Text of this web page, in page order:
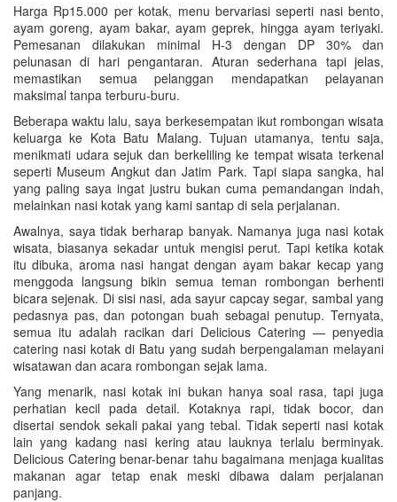
Harga Rp15.000 per kotak, menu bervariasi seperti nasi bento,
ayam goreng, ayam bakar, ayam geprek, hingga ayam teriyaki.
Pemesanan dilakukan minimal H-3 dengan DP 30% dan
pelunasan di hari pengantaran. Aturan sederhana tapi jelas,
memastikan semua pelanggan mendapatkan pelayanan
maksimal tanpa terburu-buru.
Beberapa waktu lalu, saya berkesempatan ikut rombongan wisata
keluarga ke Kota Batu Malang. Tujuan utamanya, tentu saja,
menikmati udara sejuk dan berkeliling ke tempat wisata terkenal
seperti Museum Angkut dan Jatim Park. Tapi siapa sangka, hal
yang paling saya ingat justru bukan cuma pemandangan indah,
melainkan nasi kotak yang kami santap di sela perjalanan.
Awalnya, saya tidak berharap banyak. Namanya juga nasi kotak
wisata, biasanya sekadar untuk mengisi perut. Tapi ketika kotak
itu dibuka, aroma nasi hangat dengan ayam bakar kecap yang
menggoda langsung bikin semua teman rombongan berhenti
bicara sejenak. Di sisi nasi, ada sayur capcay segar, sambal yang
pedasnya pas, dan potongan buah sebagai penutup. Ternyata,
semua itu adalah racikan dari Delicious Catering — penyedia
catering nasi kotak di Batu yang sudah berpengalaman melayani
wisatawan dan acara rombongan sejak lama.
Yang menarik, nasi kotak ini bukan hanya soal rasa, tapi juga
perhatian kecil pada detail. Kotaknya rapi, tidak bocor, dan
disertai sendok sekali pakai yang tebal. Tidak seperti nasi kotak
lain yang kadang nasi kering atau lauknya terlalu berminyak.
Delicious Catering benar-benar tahu bagaimana menjaga kualitas
makanan agar tetap enak meski dibawa dalam perjalanan
panjang.